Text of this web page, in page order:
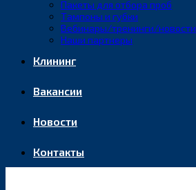
Пакеты для отбора проб
Тампоны и губки
Вебинары/тренинги/новости
Наши партнеры
Клининг
Вакансии
Новости
Контакты